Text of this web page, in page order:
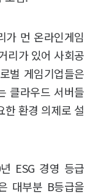
가 먼 온라인게임
리가 있어 사회공
벌 게임기업들은
클라우드 서버들
한 환경 의제로 설
ESG 경영 등급
대부분 B등급을